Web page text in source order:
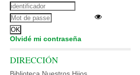
Olvidé mi contraseña
DIRECCIÓN